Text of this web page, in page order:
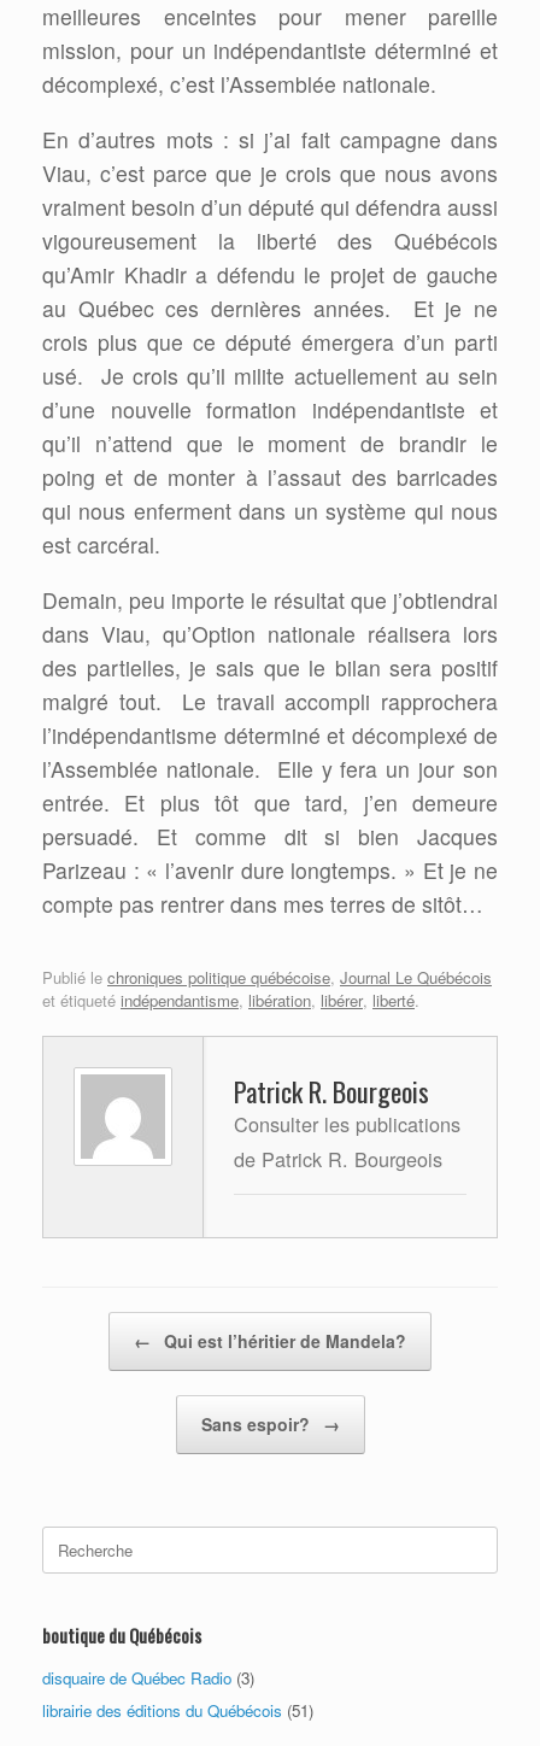
meilleures enceintes pour mener pareille
mission, pour un indépendantiste déterminé et
décomplexé, c’est l’Assemblée nationale.
En d’autres mots : si j’ai fait campagne dans
Viau, c’est parce que je crois que nous avons
vraiment besoin d’un député qui défendra aussi
vigoureusement la liberté des Québécois
qu’Amir Khadir a défendu le projet de gauche
au Québec ces dernières années.
Et je ne
crois plus que ce député émergera d’un parti
usé.
Je crois qu’il milite actuellement au sein
d’une nouvelle formation indépendantiste et
qu’il n’attend que le moment de brandir le
poing et de monter à l’assaut des barricades
qui nous enferment dans un système qui nous
est carcéral.
Demain, peu importe le résultat que j’obtiendrai
dans Viau, qu’Option nationale réalisera lors
des partielles, je sais que le bilan sera positif
malgré tout.
Le travail accompli rapprochera
l’indépendantisme déterminé et décomplexé de
l’Assemblée nationale.
Elle y fera un jour son
entrée. Et plus tôt que tard, j’en demeure
persuadé. Et comme dit si bien Jacques
Parizeau : « l’avenir dure longtemps. » Et je ne
compte pas rentrer dans mes terres de sitôt…
Publié le chroniques politique québécoise, Journal Le Québécois
et étiqueté indépendantisme, libération, libérer, liberté.
Patrick R. Bourgeois
Consulter les publications
de Patrick R. Bourgeois
Post navigation
← Qui est l’héritier de Mandela?
Sans espoir? →
for:
boutique du Québécois
disquaire de Québec Radio (3)
librairie des éditions du Québécois (51)